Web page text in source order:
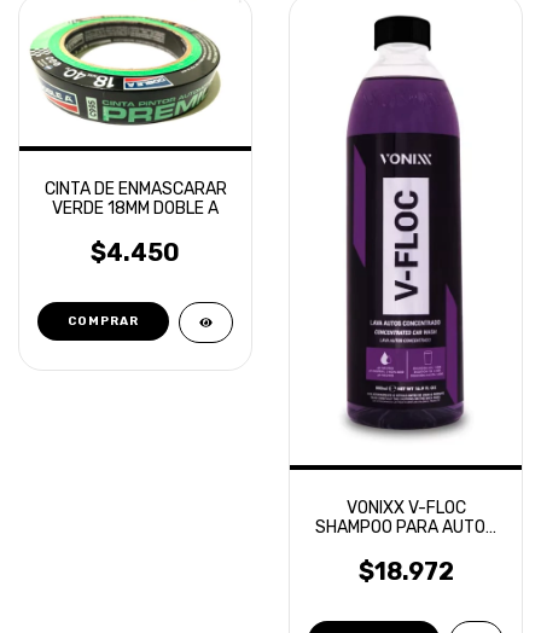
CINTA DE ENMASCARAR
VERDE 18MM DOBLE A
$4.450
VONIXX V-FLOC
SHAMPOO PARA AUTOS
500ML
$18.972